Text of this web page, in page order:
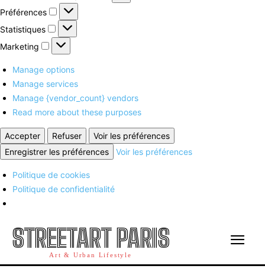
Préférences
Préférences
Statistiques
Statistiques
Marketing
Marketing
Manage options
Manage services
Manage {vendor_count} vendors
Read more about these purposes
Accepter Refuser
Voir les préférences
Enregistrer les préférences
Voir les préférences
Politique de cookies
Politique de confidentialité
STREETART PARIS
Art & Urban Lifestyle